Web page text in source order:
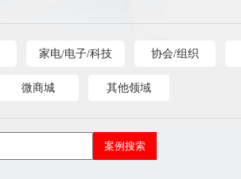
微商城制作
微信三级分销系统
家电/电子/科技 协会/组织
微商城 其他领域